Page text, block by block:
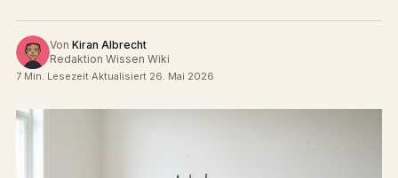
Von Kiran Albrecht
Redaktion Wissen Wiki
7 Min. Lesezeit·Aktualisiert 26. Mai 2026